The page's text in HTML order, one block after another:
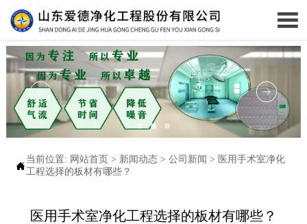


当前位置: 网站首页 > 新闻动态> 公司新闻 > 医用手术室净化
工程选择的板材有哪些？
医用手术室净化工程选择的板材有哪些？